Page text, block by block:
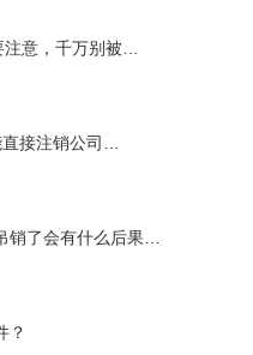
注意，千万别被…
接注销公司…
销了会有什么后果…
？